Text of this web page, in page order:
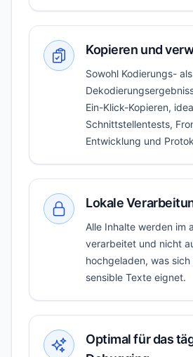
Kopieren und
Sowohl Kodierungs-
Ein-Klick-Kopieren,
Schnittstellentests,
Entwicklung und
Lokale
Alle Inhalte werden im
verarbeitet und nicht
hochgeladen, was
sensible Texte eignet.
Optimal für das